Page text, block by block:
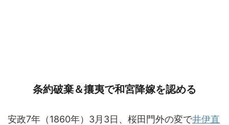
条約破棄＆攘夷で和宮降嫁を認める
安政7年（1860年）3月3日、桜田門外の変で井伊直